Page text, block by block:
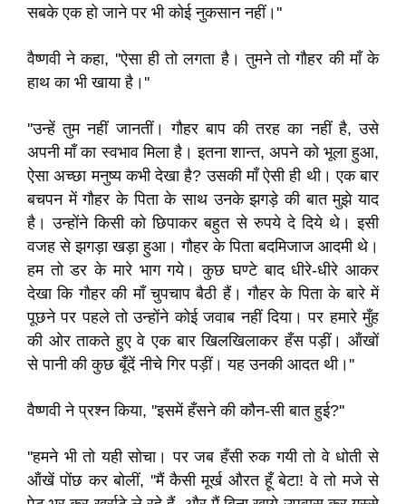
सबके एक हो जाने पर भी कोई नुकसान नहीं।''
वैष्णवी ने कहा, ''ऐसा ही तो लगता है। तुमने तो गौहर की माँ के
हाथ का भी खाया है।''
''उन्हें तुम नहीं जानतीं। गौहर बाप की तरह का नहीं है, उसे
अपनी माँ का स्वभाव मिला है। इतना शान्त, अपने को भूला हुआ,
ऐसा अच्छा मनुष्य कभी देखा है? उसकी माँ ऐसी ही थी। एक बार
बचपन में गौहर के पिता के साथ उनके झगड़े की बात मुझे याद
है। उन्होंने किसी को छिपाकर बहुत से रुपये दे दिये थे। इसी
वजह से झगड़ा खड़ा हुआ। गौहर के पिता बदमिजाज आदमी थे।
हम तो डर के मारे भाग गये। कुछ घण्टे बाद धीरे-धीरे आकर
देखा कि गौहर की माँ चुपचाप बैठी हैं। गौहर के पिता के बारे में
पूछने पर पहले तो उन्होंने कोई जवाब नहीं दिया। पर हमारे मुँह
की ओर ताकते हुए वे एक बार खिलखिलाकर हँस पड़ीं। ऑंखों
से पानी की कुछ बूँदें नीचे गिर पड़ीं। यह उनकी आदत थी।''
वैष्णवी ने प्रश्न किया, ''इसमें हँसने की कौन-सी बात हुई?''
''हमने भी तो यही सोचा। पर जब हँसी रुक गयी तो वे धोती से
ऑंखें पोंछ कर बोलीं, ''मैं कैसी मूर्ख औरत हूँ बेटा! वे तो मजे से